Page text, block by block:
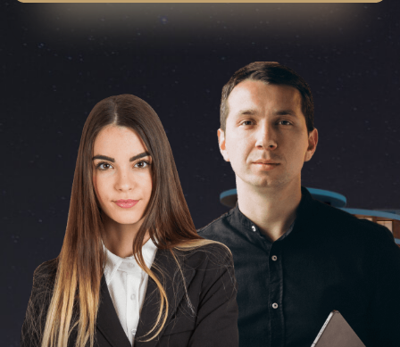
Освобождаем
от холодных
звонков
Брокеры занимаются
только продажами
объектов
Внутренняя
академия:
все успешные действия
превращаем в систему